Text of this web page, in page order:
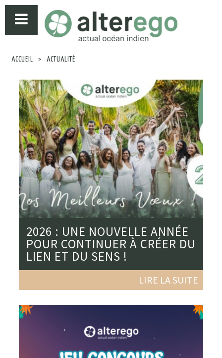
ACCUEIL > ACTUALITÉ
2026 : UNE NOUVELLE ANNÉE
POUR CONTINUER À CRÉER DU
LIEN ET DU SENS !
LIRE LA SUITE